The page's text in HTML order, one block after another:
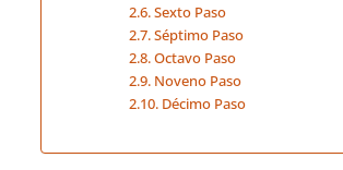
Sexto Paso
Séptimo Paso
Octavo Paso
Noveno Paso
Décimo Paso